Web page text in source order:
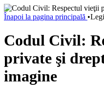
Înapoi la pagina principală •
Codul Civil:
private şi
imagine